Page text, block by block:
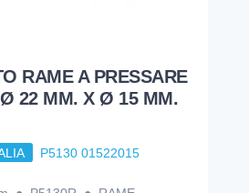
RAME A PRESSARE
22 MM. X Ø 15 MM.
P5130 01522015